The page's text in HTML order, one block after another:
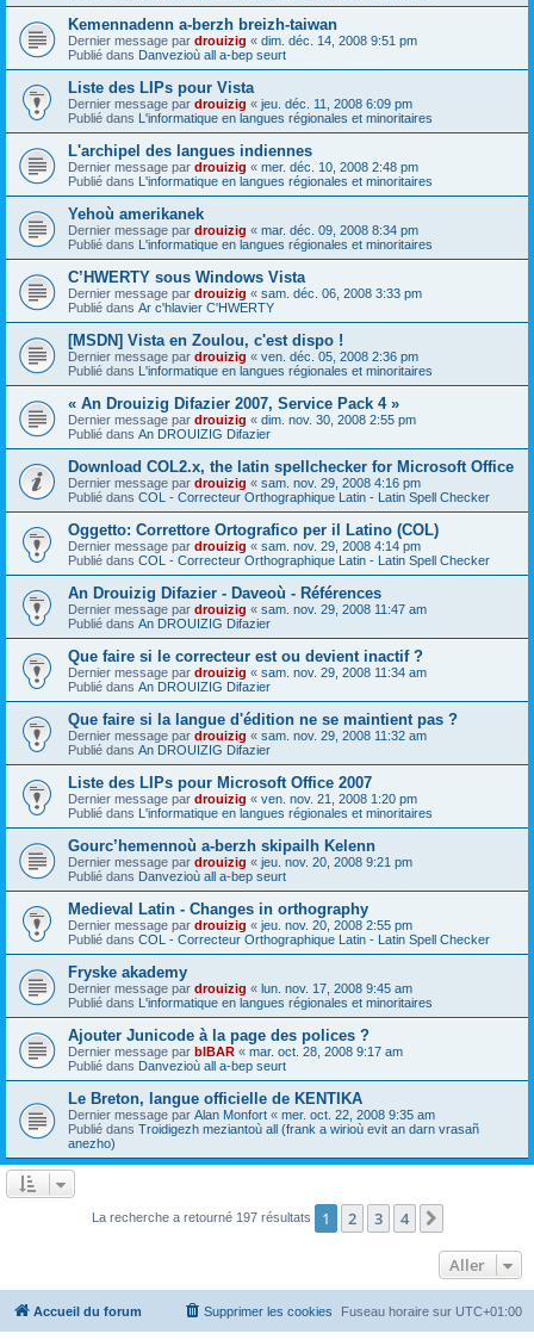
Kemennadenn a-berzh breizh-taiwan
Dernier message par drouizig « dim. déc. 14, 2008 9:51 pm
Publié dans Danvezioù all a-bep seurt
Liste des LIPs pour Vista
Dernier message par drouizig « jeu. déc. 11, 2008 6:09 pm
Publié dans L'informatique en langues régionales et minoritaires
L'archipel des langues indiennes
Dernier message par drouizig « mer. déc. 10, 2008 2:48 pm
Publié dans L'informatique en langues régionales et minoritaires
Yehoù amerikanek
Dernier message par drouizig « mar. déc. 09, 2008 8:34 pm
Publié dans L'informatique en langues régionales et minoritaires
C’HWERTY sous Windows Vista
Dernier message par drouizig « sam. déc. 06, 2008 3:33 pm
Publié dans Ar c'hlavier C'HWERTY
[MSDN] Vista en Zoulou, c'est dispo !
Dernier message par drouizig « ven. déc. 05, 2008 2:36 pm
Publié dans L'informatique en langues régionales et minoritaires
« An Drouizig Difazier 2007, Service Pack 4 »
Dernier message par drouizig « dim. nov. 30, 2008 2:55 pm
Publié dans An DROUIZIG Difazier
Download COL2.x, the latin spellchecker for Microsoft Office
Dernier message par drouizig « sam. nov. 29, 2008 4:16 pm
Publié dans COL - Correcteur Orthographique Latin - Latin Spell Checker
Oggetto: Correttore Ortografico per il Latino (COL)
Dernier message par drouizig « sam. nov. 29, 2008 4:14 pm
Publié dans COL - Correcteur Orthographique Latin - Latin Spell Checker
An Drouizig Difazier - Daveoù - Références
Dernier message par drouizig « sam. nov. 29, 2008 11:47 am
Publié dans An DROUIZIG Difazier
Que faire si le correcteur est ou devient inactif ?
Dernier message par drouizig « sam. nov. 29, 2008 11:34 am
Publié dans An DROUIZIG Difazier
Que faire si la langue d'édition ne se maintient pas ?
Dernier message par drouizig « sam. nov. 29, 2008 11:32 am
Publié dans An DROUIZIG Difazier
Liste des LIPs pour Microsoft Office 2007
Dernier message par drouizig « ven. nov. 21, 2008 1:20 pm
Publié dans L'informatique en langues régionales et minoritaires
Gourc’hemennoù a-berzh skipailh Kelenn
Dernier message par drouizig « jeu. nov. 20, 2008 9:21 pm
Publié dans Danvezioù all a-bep seurt
Medieval Latin - Changes in orthography
Dernier message par drouizig « jeu. nov. 20, 2008 2:55 pm
Publié dans COL - Correcteur Orthographique Latin - Latin Spell Checker
Fryske akademy
Dernier message par drouizig « lun. nov. 17, 2008 9:45 am
Publié dans L'informatique en langues régionales et minoritaires
Ajouter Junicode à la page des polices ?
Dernier message par bIBAR « mar. oct. 28, 2008 9:17 am
Publié dans Danvezioù all a-bep seurt
Le Breton, langue officielle de KENTIKA
Dernier message par Alan Monfort « mer. oct. 22, 2008 9:35 am
Publié dans Troidigezh meziantoù all (frank a wirioù evit an darn vrasañ
anezho)
La recherche a retourné 197 résultats 1 2 3 4
Aller
Accueil du forum Fuseau horaire sur UTC+01:00
Supprimer les cookies